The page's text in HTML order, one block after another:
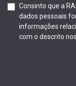
Consinto que a
dados pessoais
informações
com o descrito nos